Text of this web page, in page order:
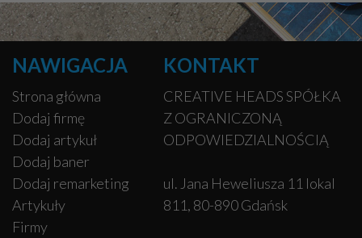
NAWIGACJA
Strona główna
Dodaj firmę
Dodaj artykuł
Dodaj baner
Dodaj remarketing
Artykuły
Firmy
KONTAKT
CREATIVE HEADS SPÓŁKA
Z OGRANICZONĄ
ODPOWIEDZIALNOŚCIĄ
ul. Jana Heweliusza 11 lokal
811, 80-890 Gdańsk